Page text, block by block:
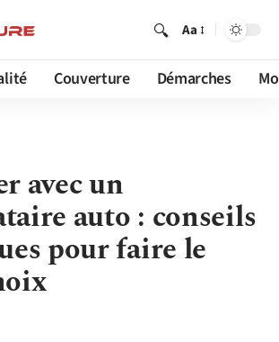
Aa
Couverture Démarches
avec un
auto : conseils
pour faire le